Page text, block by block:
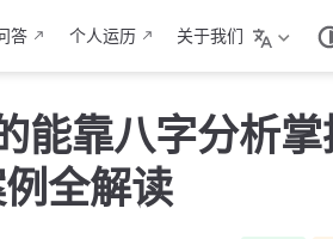
答 个人运历 关于我们
能靠八字分析
全解读